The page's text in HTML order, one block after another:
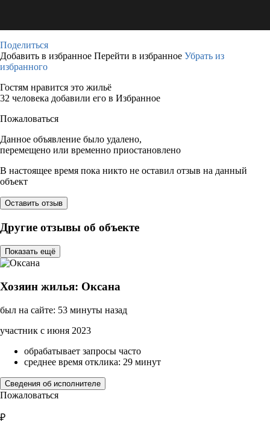
Поделиться
Добавить в избранное Перейти в избранное Убрать из
избранного
Гостям нравится это жильё
32 человека добавили его в Избранное
Пожаловаться
Данное объявление было удалено,
перемещено или временно приостановлено
В настоящее время пока никто не оставил отзыв на данный
объект
Оставить отзыв
Другие отзывы об объекте
Показать ещё
Хозяин жилья: Оксана
был на сайте: 53 минуты назад
участник с июня 2023
обрабатывает запросы часто
среднее время отклика: 29 минут
Сведения об исполнителе
Пожаловаться
₽